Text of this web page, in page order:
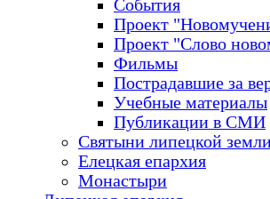
События
Проект
Проект "Слово
Фильмы
Пострадавшие за
Учебные материалы
Публикации в СМИ
Святыни липецкой
Елецкая епархия
Монастыри